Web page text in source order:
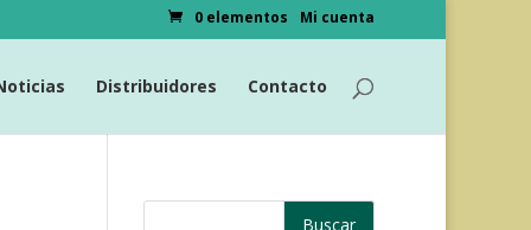
Mi cuenta
0 elementos
Distribuidores Contacto